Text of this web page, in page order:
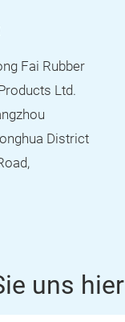
Fai Rubber
Ltd.
District
uns hier